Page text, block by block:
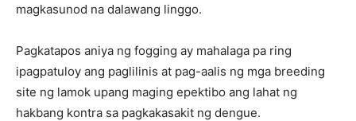
magkasunod na dalawang linggo.
Pagkatapos aniya ng fogging ay mahalaga pa ring
ipagpatuloy ang paglilinis at pag-aalis ng mga breeding
site ng lamok upang maging epektibo ang lahat ng
hakbang kontra sa pagkakasakit ng dengue.